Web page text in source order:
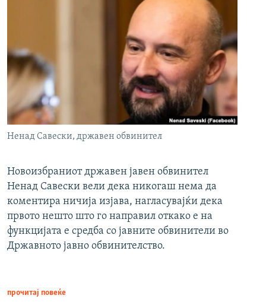
Ненад Савески, државен обвинител
Новоизбраниот државен јавен обвинител
Ненад Савески вели дека никогаш нема да
коментира ничија изјава, нагласувајќи дека
првото нешто што го направил откако е на
функцијата е средба со јавните обвинители во
Државното јавно обвинителство.
прочитај повеќе